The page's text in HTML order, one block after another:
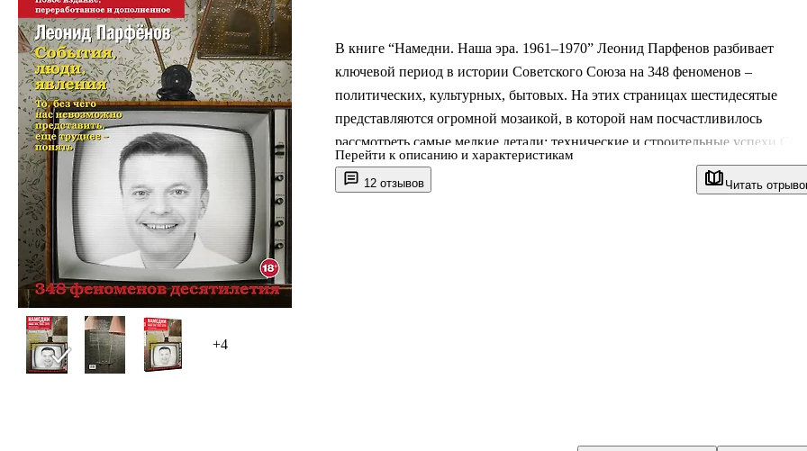
+4
12 отзывов Читать
В книге “Намедни. Наша эра. 1961–1970” Леонид Парфенов разбивает
ключевой период в истории Советского Союза на 348 феноменов –
политических, культурных, бытовых. На этих страницах шестидесятые
представляются огромной мозаикой, в которой нам посчастливилось
рассмотреть самые мелкие детали: технические и строительные успехи
перемежаются с международными конфликтами и судебными процессами
над инакомыслящими, восходящие звезды советской эстрады соревнуются в
Перейти к описанию и характеристикам